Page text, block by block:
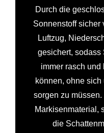
Durch die
Sonnenstoff
Luftzug,
gesichert, sodass
immer rasch
können, ohne
sorgen zu
Markisenmaterial,
die